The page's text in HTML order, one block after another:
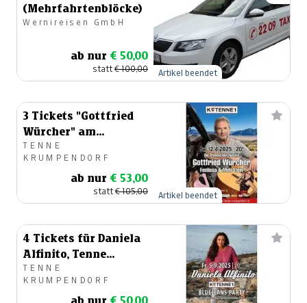
(Mehrfahrtenblöcke)
Wernireisen GmbH
ab nur € 50,00
statt€ 100,00 Artikel beendet
3 Tickets "Gottfried
Würcher" am
12.04.2025 in der Tenne
TENNE
KRUMPENDORF
ab nur € 53,00
statt€ 105,00 Artikel beendet
4 Tickets für Daniela
Alfinito, Tenne
Krumpendorf, 5.9.2025
TENNE
KRUMPENDORF